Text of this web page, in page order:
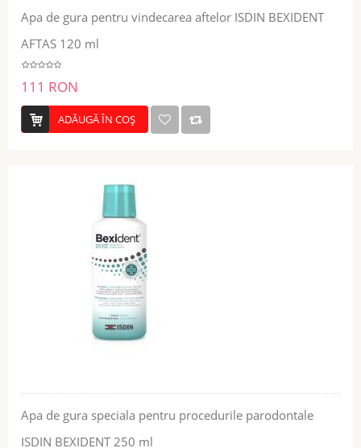
Apa de gura pentru vindecarea aftelor ISDIN BEXIDENT
AFTAS 120 ml
111 RON
ADĂUGĂ ÎN COŞ
Apa de gura speciala pentru procedurile parodontale
ISDIN BEXIDENT 250 ml